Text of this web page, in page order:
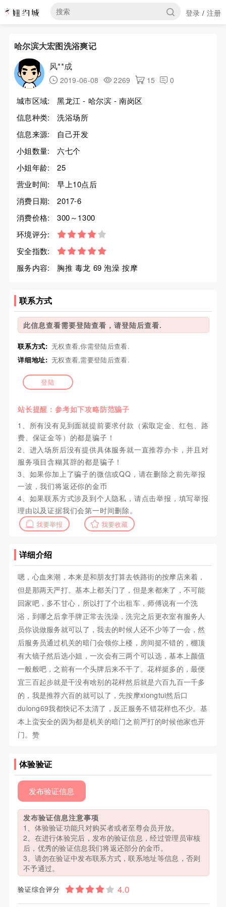
登录 / 注册
哈尔滨大宏图洗浴爽记
风**成
2019-06-08 2269 15 0
城市区域:
黑龙江 - 哈尔滨 - 南岗区
信息种类:
洗浴场所
信息来源:
自己开发
小姐数量:
六七个
小姐年龄:
25
营业时间:
早上10点后
消费日期:
2017-6
消费价格:
300～1300
环境评分:
安全指数:
服务内容:
胸推 毒龙 69 泡澡 按摩
联系方式
此信息查看需要登陆查看，请登陆后查看.
联系方式: 无权查看,你需登陆后查看.
详细地址: 无权查看,需要登陆后查看.
登陆
站长提醒：参考如下攻略防范骗子
1、所有没有见到面就提前要求付款（索取定金、红包、路
费、保证金等）的都是骗子！
2、进入场所后没有提供具体服务就一直推荐办卡，并且对
服务项目含糊其辞的都是骗子！
3、如果你加上了骗子的微信或QQ，请在删除之前先举报
一波，我们将返还你的金币
4、如果联系方式涉及到个人隐私，请点击举报，填写举报
理由以及证据我们会第一时间删除。
我要举报 我要收藏
详细介绍
嗯，心血来潮，本来是和朋友打算去铁路街的按摩店来着，
但是那两天严打。基本上都关门了，但是来都来了，不可能
回家吧，多不甘心，所以打了个出租车，师傅说有一个洗
浴，到哪之后拿手牌正常去洗澡，洗完之后更衣室有服务人
员你说做服务就可以了，我去的时候人还不少等了一会，然
后服务员通过机关的暗门会领你上楼，房间挺不错的，棚顶
有大镜子然后选小姐，一次会有三两个可以选，基本上颜值
一般般吧，之前有一个头牌后来不干了。花样挺多的，最便
宜三百起步就是干没有啥别的花样然后就是六百九百一千多
的，我是推荐六百的就可以了，先按摩xiongtui然后口
dulong69我都快记不太清了，反正服务不错花样也不少。基
本上蛮安全的因为都是机关的暗门之前严打的时候他家也开
门。赞
体验验证
发布验证信息
发布验证信息注意事项
1、体验验证功能只对购买者或者至尊会员开放。
2、在进行体验完后，发布的验证信息，经过管理员审核
后，优秀的验证信息我们将返还部分的金币。
3、请勿在验证中发布联系方式，联系地址等信息，否则
不予通过。
验证综合评分